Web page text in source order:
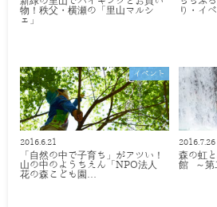
物！秩父・横瀬の「里山マルシ
ェ」
り・イ
イベント
2016.6.21
「自然の中で子育ち」がアツい！
山の中のようちえん「NPO法人
花の森こども園…
2016.7.26
森の虹
館 ～